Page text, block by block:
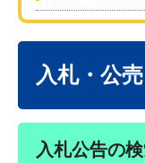
入札・公売
入札公告の